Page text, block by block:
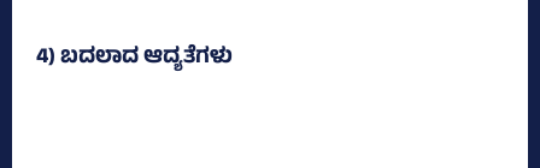
4) ಬದಲಾದ ಆದ್ಯತೆಗಳು